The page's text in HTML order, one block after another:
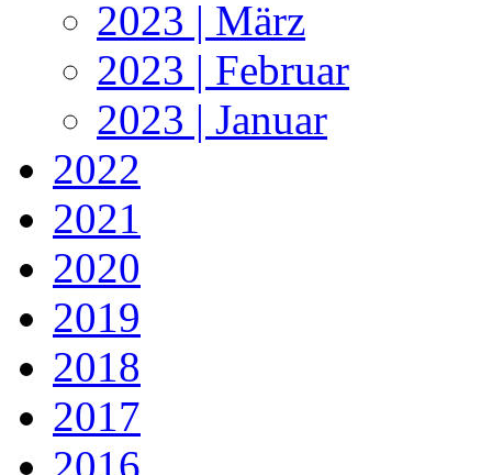
2023 | März
2023 | Februar
2023 | Januar
2022
2021
2020
2019
2018
2017